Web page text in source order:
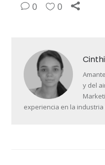
0 0
y del
experiencia en la industria